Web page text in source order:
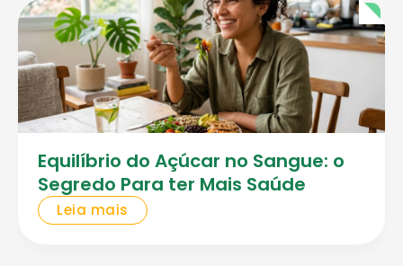
Equilíbrio do Açúcar no Sangue: o
Segredo Para ter Mais Saúde
Leia mais